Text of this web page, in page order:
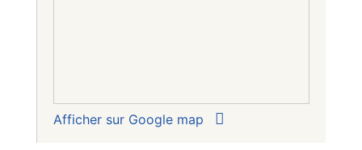
Afficher sur Google map